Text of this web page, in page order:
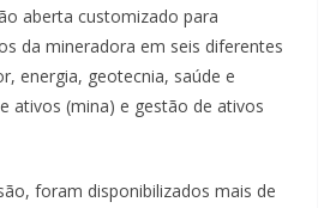
aberta customizado para
da mineradora em seis diferentes
energia, geotecnia, saúde e
ativos (mina) e gestão de ativos
foram disponibilizados mais de